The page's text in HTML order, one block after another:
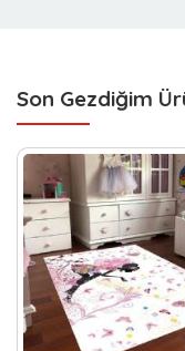
Son Gezdiğim